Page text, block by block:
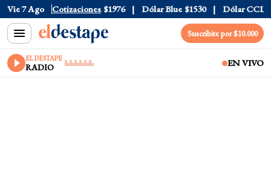
Vie 7 Ago Cotizaciones
$1520 Dólar Tarjeta $1976 Dólar Blue $1530 Dólar CCL
Suscribite por $10.000
EL DESTAPE
RADIO EN VIVO